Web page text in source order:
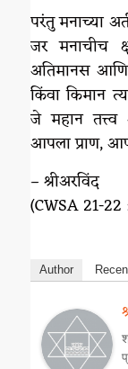
परंतु मनाच्या
जर मनाचीच
अतिमानस आणि
किंवा किमान
जे महान तत्त्व
आपला प्राण,
– श्रीअरविंद
(CWSA 21-22
Author